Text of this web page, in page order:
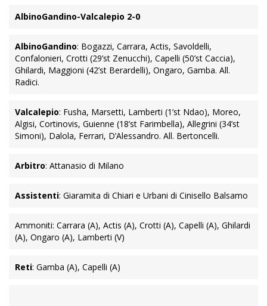
AlbinoGandino-Valcalepio 2-0
AlbinoGandino: Bogazzi, Carrara, Actis, Savoldelli,
Confalonieri, Crotti (29’st Zenucchi), Capelli (50’st Caccia),
Ghilardi, Maggioni (42’st Berardelli), Ongaro, Gamba. All.
Radici.
Valcalepio: Fusha, Marsetti, Lamberti (1’st Ndao), Moreo,
Algisi, Cortinovis, Guienne (18’st Farimbella), Allegrini (34’st
Simoni), Dalola, Ferrari, D’Alessandro. All. Bertoncelli.
Arbitro: Attanasio di Milano
Assistenti: Giaramita di Chiari e Urbani di Cinisello Balsamo
Ammoniti: Carrara (A), Actis (A), Crotti (A), Capelli (A), Ghilardi
(A), Ongaro (A), Lamberti (V)
Reti: Gamba (A), Capelli (A)